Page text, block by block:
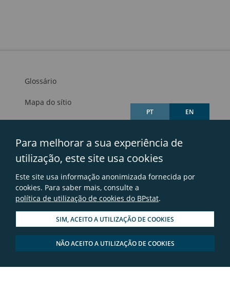
PT EN
Para melhorar a sua experiência de
utilização, este site usa cookies
Este site usa informação anonimizada fornecida por
cookies. Para saber mais, consulte a
política de utilização de cookies do BPstat.
SIM, ACEITO A UTILIZAÇÃO DE COOKIES
NÃO ACEITO A UTILIZAÇÃO DE COOKIES
Glossário
Mapa do sítio
Links úteis
Avisos legais
Contactos
Perguntas frequentes
© 2026 - Banco de Portugal